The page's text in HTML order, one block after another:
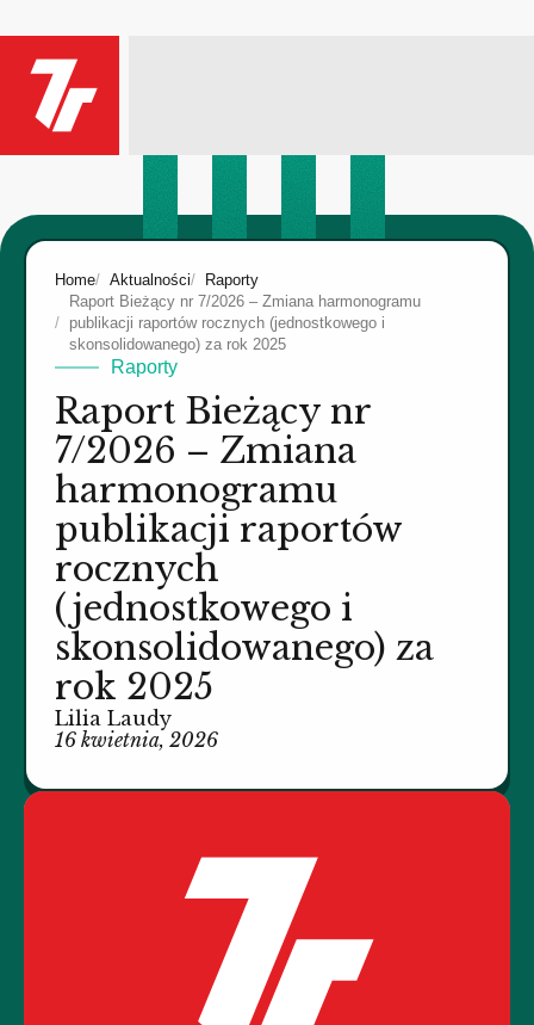
Home Aktualności
Raporty
Raport Bieżący nr 7/2026 – Zmiana harmonogramu
publikacji raportów rocznych (jednostkowego i
skonsolidowanego) za rok 2025
Raporty
Raport Bieżący nr
7/2026 – Zmiana
harmonogramu
publikacji raportów
rocznych
(jednostkowego i
skonsolidowanego) za
rok 2025
Lilia Laudy
16 kwietnia, 2026